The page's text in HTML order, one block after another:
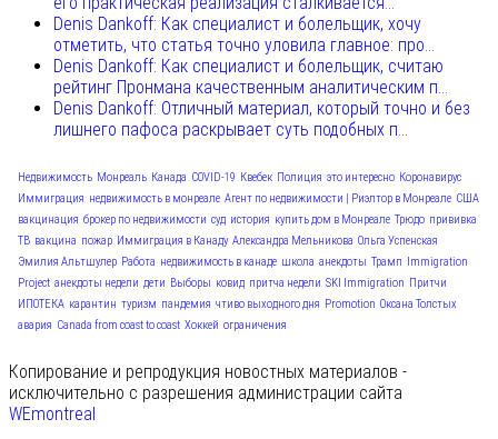
Denis Dankoff: Как специалист и болельщик, хочу
отметить, что статья точно уловила главное: про...
Denis Dankoff: Как специалист и болельщик, считаю
рейтинг Пронмана качественным аналитическим п...
Denis Dankoff: Отличный материал, который точно и без
лишнего пафоса раскрывает суть подобных п...
Недвижимость Монреаль Канада COVID-19 Квебек Полиция это интересно Коронавирус
Иммиграция недвижимость в монреале Агент по недвижимости | Риэлтор в Монреале США
вакцинация брокер по недвижимости суд история купить дом в Монреале Трюдо прививка
ТВ вакцина пожар Иммиграция в Канаду Александра Мельникова Ольга Успенская
Эмилия Альтшулер Работа недвижимость в канаде школа анекдоты Трамп
Immigration
Project анекдоты недели дети Выборы ковид притча недели SKI Immigration Притчи
ИПОТЕКА карантин туризм пандемия чтиво выходного дня Promotion Оксана Толстых
авария Canada from coast to coast Хоккей ограничения
Копирование и репродукция новостных материалов -
исключительно с разрешения администрации сайта
WEmontreal